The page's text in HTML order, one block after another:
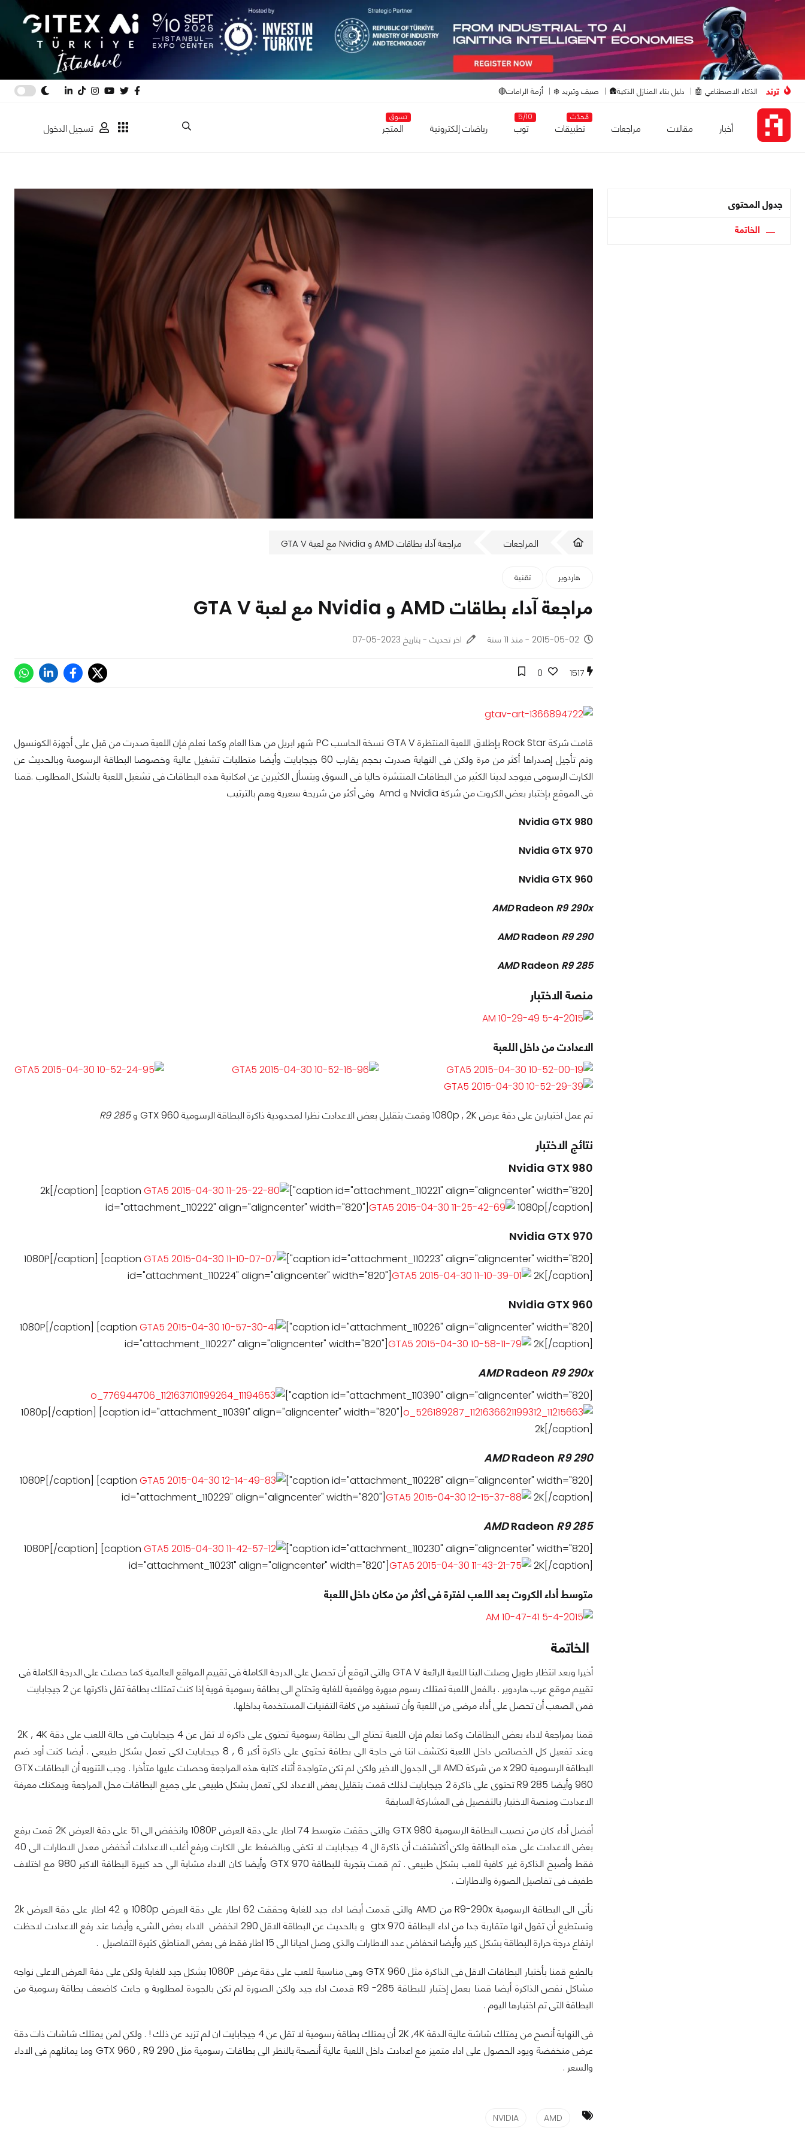
ترند الذكاء الاصطناعي 🤖 دليل بناء المنازل الذكية🛖 صيف وتبريد ❄️ أزمة الرامات🔴
أخبار مقالات مراجعات
مُحدّث
تطبيقات
5/10
توب رياضات إلكترونية
تسوق
المتجر تسجيل الدخول
جدول المحتوى
الخاتمة
المراجعات مراجعة آداء بطاقات AMD و Nvidia مع لعبة GTA V
هاردوير تقنية
مراجعة آداء بطاقات AMD و Nvidia مع لعبة GTA V
2015-05-02 - منذ 11 سنة اخر تحديث - بتاريخ 2023-05-07
1517
0
قامت شركة Rock Star بإطلاق اللعبة المنتظرة GTA V نسخة الحاسب PC شهر ابريل من هذا العام وكما نعلم فإن اللعبة صدرت من قبل على أجهزة الكونسول
وتم تأجيل إصدراها أكثر من مرة ولكن فى النهاية صدرت بحجم يقارب 60 جيجابايت وأيضا متطلبات تشغيل عالية وخصوصا البطاقة الرسومىة وبالحديث عن
الكارت الرسومى فيوجد لدينا الكثير من البطاقات المنتشرة حاليا فى السوق ويتسأل الكثيرين عن امكانية هذه البطاقات فى تشغيل اللعبة بالشكل المطلوب .قمنا
فى الموقع بإختبار بعض الكروت من شركة Nvidia و Amd وفى أكثر من شريحة سعرية وهم بالترتيب
Nvidia GTX 980
Nvidia GTX 970
Nvidia GTX 960
AMDRadeon R9 290x
AMDRadeon R9 290
AMDRadeon R9 285
منصة الاختبار
الاعدادت من داخل اللعبة
تم عمل اختبارين على دقة عرض 1080p , 2K وقمت بتقليل بعض الاعدادت نظرا لمحدودية ذاكرة البطاقة الرسومية GTX 960 و R9 285
نتائج الاختبار
Nvidia GTX 980
2k[/caption] [caption
id="attachment_110222" align="aligncenter" width="820"]
1080p[/caption]
Nvidia GTX 970
1080P[/caption] [caption
id="attachment_110224" align="aligncenter" width="820"]
2K[/caption]
Nvidia GTX 960
1080P[/caption] [caption
id="attachment_110227" align="aligncenter" width="820"]
2K[/caption]
AMDRadeon R9 290x
1080p[/caption] [caption id="attachment_110391" align="aligncenter" width="820"]
2k[/caption]
AMDRadeon R9 290
1080P[/caption] [caption
id="attachment_110229" align="aligncenter" width="820"]
2K[/caption]
AMDRadeon R9 285
1080P[/caption] [caption
id="attachment_110231" align="aligncenter" width="820"]
2K[/caption]
متوسط أداء الكروت بعد اللعب لفترة فى أكثر من مكان داخل اللعبة
الخاتمة
أخيرا وبعد انتظار طويل وصلت الينا اللعبة الرائعة GTA V والتى اتوقع أن تحصل على الدرجة الكاملة فى تقييم المواقع العالمية كما حصلت على الدرجة الكاملة فى
تقييم موقع عرب هاردوير . بالفعل اللعبة تمتلك رسوم مبهرة وواقعية للغاية وتحتاج الى بطاقة رسومية قوية إذا كنت تمتلك بطاقة تقل ذاكرتها عن 2 جيجابايت
فمن الصعب أن تحصل على أداء مرضى من اللعبة وأن تستفيد من كافة التقنيات المستخدمة بداخلها.
قمنا بمراجعة لاداء بعض البطاقات وكما نعلم فإن اللعبة تحتاج الى بطاقة رسومية تحتوى على ذاكرة لا تقل عن 4 جيجابايت فى حالة اللعب على دقة 2K , 4K
وعند تفعيل كل الخصائص داخل اللعبة نكتشف اننا فى حاجة الى بطاقة تحتوى على ذاكرة أكبر 6 , 8 جيجابايت لكى تعمل بشكل طبيعى . أيضا كنت أود ضم
البطاقة الرسومية 290 x من شركة AMD الى الجدول الاخير ولكن لم تكن متواجدة أثناء كتابة هذه المراجعة وحصلت عليها متأخرا . وجب التنويه أن البطاقات GTX
960 وأيضا R9 285 تحتوى على ذاكرة 2 جيجابايت لذلك قمت بتقليل بعض الاعداد لكى تعمل بشكل طبيعى على جميع البطاقات محل المراجعة ويمكنك معرفة
الاعدادت ومنصة الاختبار بالتفصيل فى المشاركة السابقة
أفضل أداء كان من نصيب البطاقة الرسومية GTX 980 والتى حققت متوسط 74 اطار على دقة العرض 1080P وانخفض الى 51 على دقة العرض 2K قمت برفع
بعض الاعدادت على هذه البطاقة ولكن أكتشتفت أن ذاكرة ال 4 جيجابايت لا تكفى وبالضغط على الكارت ورفع أغلب الاعدادات أنخفض معدل الاطارات الى 40
فقط وأصبح الذاكرة غير كافية للعب بشكل طبيعى . ثم قمت بتجربة للبطاقة GTX 970 وأيضا كان الاداء مشابة الى حد كبيرة البطاقة الاكبر 980 مع اختلاف
طفيف فى تفاصيل الصورة والاطارات .
نأتى الى البطاقة الرسومية R9-290x من AMD والتى قدمت أيضا اداء جيد للغاية وحققت 62 اطار على دقة العرض 1080p و 42 اطار على دقة العرض 2k
وتستطيع أن تقول انها متقاربة جدا من اداء البطاقة 970 gtx و بالحديث عن البطاقة الاقل 290 انخفض الاداء بعض الشىء وأيضا عند رفع الاعدادت لاحظت
ارتفاع درجة حرارة البطاقة بشكل كبير وأيضا انحفاض عدد الاطارات والذى وصل احيانا الى 15 اطار فقط فى بعض المناطق كثيرة التفاصيل .
بالطبع قمنا بأختبار البطاقات الاقل فى الذاكرة مثل 960 GTX وهى مناسبة للعب على دقة عرض 1080P بشكل جيد للغاية ولكن على دقة العرض الاعلى نواجه
مشاكل نقص الذاكرة أيضا قمنا بعمل إختبار للبطاقة R9 -285 قدمت اداء جيد ولكن الصورة لم تكن بالجودة لمطلوبة و جاءت كاضعف بطاقة رسومية من
البطاقة التى تم اختبارها اليوم .
فى النهاية أنصح من يمتلك شاشة عالية الدقة 2K ,4K أن يمتلك بطاقة رسومية لا تقل عن 4 جيجابايت ان لم تزيد عن ذلك ! . ولكن لمن يمتلك شاشات ذات دقة
عرض منخفضة ويود الحصول على اداء متميز مع اعدادت داخل اللعبة عالية أنصحة بالنظر الى بطاقات رسومية مثل GTX 960 , R9 290 وما يماثلهم فى الاداء
والسعر .
AMD
NVIDIA